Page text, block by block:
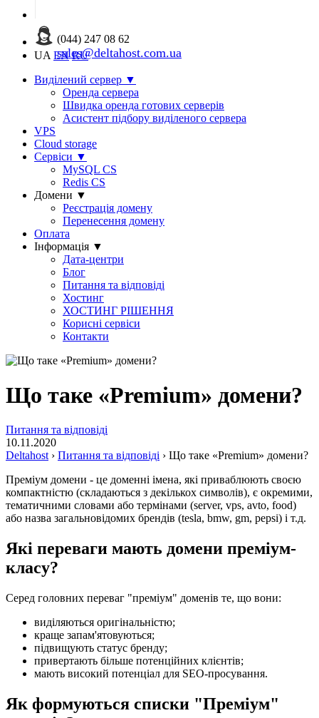
(044) 247 08 62
sales@deltahost.com.ua
UA EN RU
Виділений сервер ▼
Оренда сервера
Швидка оренда готових серверів
Асистент підбору виділеного сервера
VPS
Cloud storage
Сервіси ▼
MySQL CS
Redis CS
Домени ▼
Реєстрація домену
Перенесення домену
Оплата
Інформація ▼
Дата-центри
Блог
Питання та відповіді
Хостинг
ХОСТИНГ РІШЕННЯ
Корисні сервіси
Контакти
Що таке «Premium» домени?
Питання та відповіді
10.11.2020
Deltahost› Питання та відповіді › Що таке «Premium» домени?
Преміум домени - це доменні імена, які приваблюють своєю
компактністю (складаються з декількох символів), є окремими,
тематичними словами або термінами (server, vps, avto, food)
або назва загальновідомих брендів (tesla, bmw, gm, pepsi) і т.д.
Які переваги мають домени преміум-
класу?
Серед головних переваг "преміум" доменів те, що вони:
виділяються оригінальністю;
краще запам'ятовуються;
підвищують статус бренду;
привертають більше потенційних клієнтів;
мають високий потенціал для SEO-просування.
Як формуються списки "Преміум"